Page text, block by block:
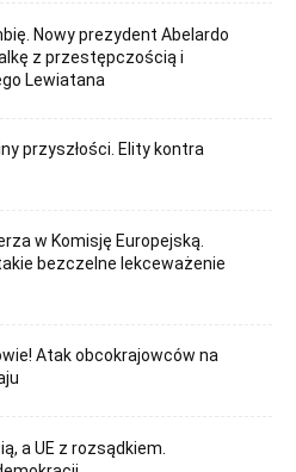
Nowy prezydent Abelardo
z przestępczością i
Lewiatana
przyszłości. Elity kontra
w Komisję Europejską.
bezczelne lekceważenie
Atak obcokrajowców na
a UE z rozsądkiem.